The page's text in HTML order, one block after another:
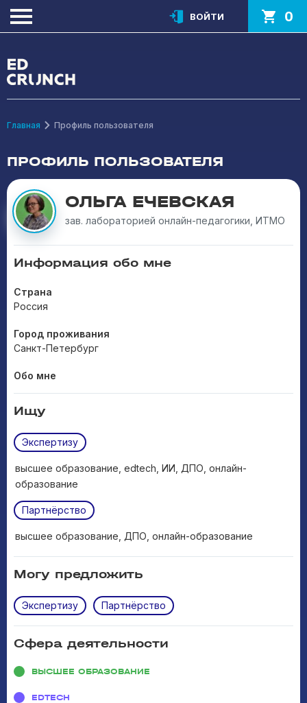
ВОЙТИ 0
Главная Профиль пользователя
ПРОФИЛЬ ПОЛЬЗОВАТЕЛЯ
ОЛЬГА ЕЧЕВСКАЯ
зав. лабораторией онлайн-педагогики, ИТМО
Информация обо мне
Страна
Россия
Город проживания
Санкт-Петербург
Обо мне
Ищу
Экспертизу
высшее образование, edtech, ИИ, ДПО, онлайн-
образование
Партнёрство
высшее образование, ДПО, онлайн-образование
Могу предложить
Экспертизу Партнёрство
Сфера деятельности
ВЫСШЕЕ ОБРАЗОВАНИЕ
EDTECH